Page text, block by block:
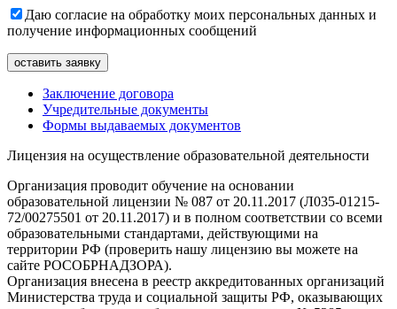
Даю согласие на обработку моих персональных данных и
получение информационных сообщений
Заключение договора
Учредительные документы
Формы выдаваемых документов
Лицензия на осуществление образовательной деятельности
Организация проводит обучение на основании
образовательной лицензии № 087 от 20.11.2017 (Л035-01215-
72/00275501 от 20.11.2017) и в полном соответствии со всеми
образовательными стандартами, действующими на
территории РФ (проверить нашу лицензию вы можете на
сайте РОСОБРНАДЗОРА).
Организация внесена в реестр аккредитованных организаций
Министерства труда и социальной защиты РФ, оказывающих